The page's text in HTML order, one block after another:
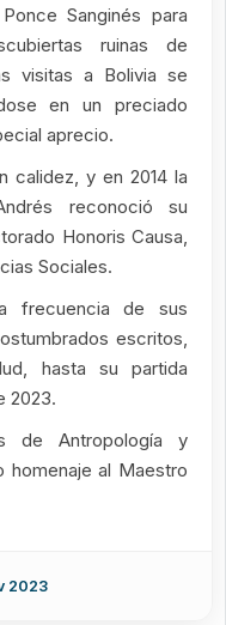
Sanginés para
ruinas de
visitas a Bolivia se
en un preciado
aprecio.
calidez, y en 2014 la
reconoció su
Honoris Causa,
Sociales.
frecuencia de sus
escritos,
hasta su partida
2023.
de Antropología y
homenaje al Maestro
2023